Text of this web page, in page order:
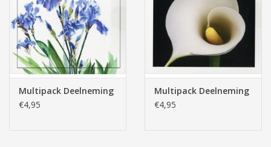
Veiligheid
Pasen
Multipack Deelneming
€4,95
Multipack Deelneming
€4,95